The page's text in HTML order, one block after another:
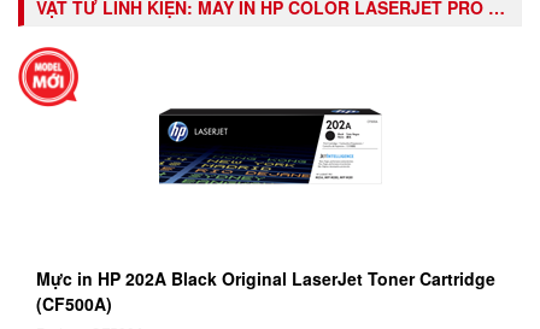
VẬT TƯ LINH KIỆN: MÁY IN HP COLOR LASERJET PRO M254DW (T6B60A)
Mực in HP 202A Black Original LaserJet Toner Cartridge
(CF500A)